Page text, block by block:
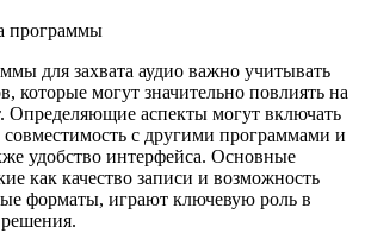
для захвата аудио важно учитывать
которые могут значительно повлиять на
Определяющие аспекты могут включать
с другими программами и
удобство интерфейса. Основные
как качество записи и возможность
форматы, играют ключевую роль в